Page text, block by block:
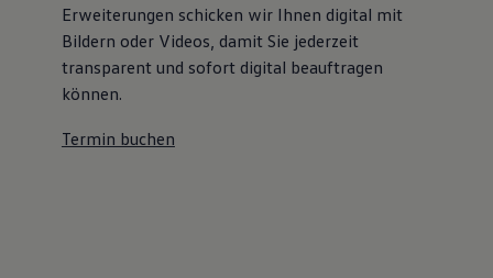
Erweiterungen schicken wir Ihnen digital mit
Bildern oder Videos, damit Sie jederzeit
transparent und sofort digital beauftragen
können.
Termin buchen